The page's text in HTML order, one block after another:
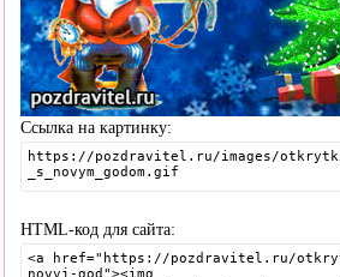
Ссылка на картинку:
HTML-код для сайта: